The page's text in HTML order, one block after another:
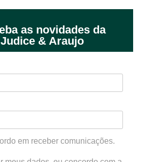
as novidades da
Judice & Araujo
em receber comunicações.